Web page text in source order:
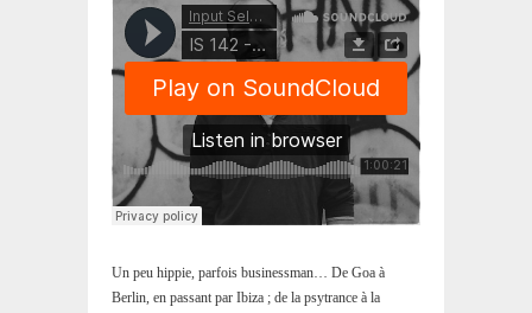
Un peu hippie, parfois businessman… De Goa à
Berlin, en passant par Ibiza ; de la psytrance à la